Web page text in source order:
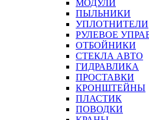
МОДУЛИ
ПЫЛЬНИКИ
УПЛОТНИТЕЛИ
РУЛЕВОЕ
ОТБОЙНИКИ
СТЕКЛА АВТО
ГИДРАВЛИКА
ПРОСТАВКИ
КРОНШТЕЙНЫ
ПЛАСТИК
ПОВОДКИ